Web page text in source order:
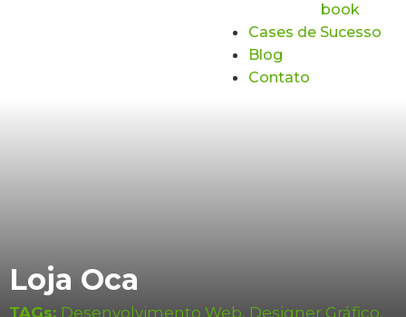
book
Cases de Sucesso
Blog
Contato
Loja Oca
TAGs: Desenvolvimento Web, Designer Gráfico,